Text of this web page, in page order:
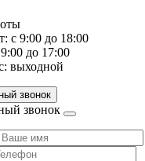
с 9:00 до 18:00
до 17:00
выходной
звонок
звонок